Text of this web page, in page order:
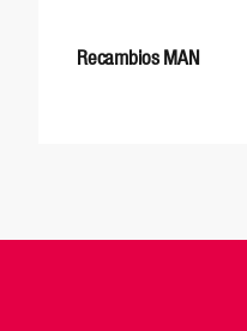
Recambios MAN